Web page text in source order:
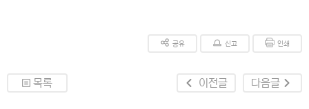
공유 신고 인쇄
목록 이전글 다음글